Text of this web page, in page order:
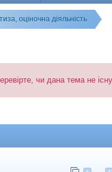
оціночна діяльність
чи дана тема не